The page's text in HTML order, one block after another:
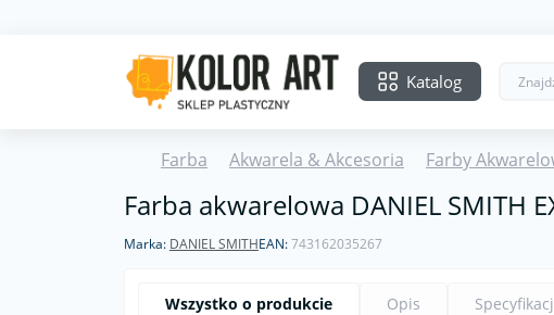
Katalog
Farba Akwarela & Akcesoria Farby
Farba akwarelowa DANIEL SMITH
Marka: DANIEL SMITHEAN:743162035267
Wszystko o produkcie Opis